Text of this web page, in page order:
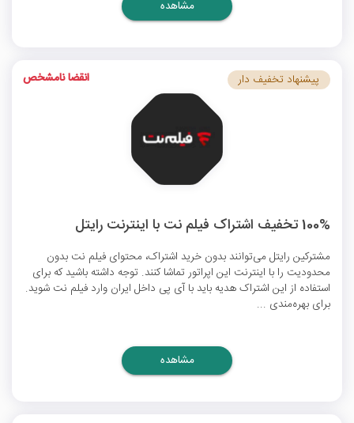
مشاهده
100% تخفیف اشتراک فیلم نت با اینترنت رایتل
مشترکین رایتل می‌توانند بدون خرید اشتراک، محتوای فیلم نت بدون
محدودیت را با اینترنت این اپراتور تماشا کنند. توجه داشته باشید که برای
استفاده از این اشتراک هدیه باید با آی پی داخل ایران وارد فیلم نت شوید.
برای بهره‌مندی ...
پیشنهاد تخفیف دار انقضا نامشخص
مشاهده